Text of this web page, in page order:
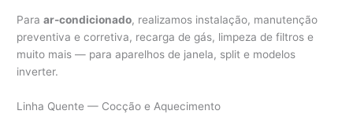
Paraar-condicionado, realizamos instalação, manutenção
preventiva e corretiva, recarga de gás, limpeza de filtros e
muito mais — para aparelhos de janela, split e modelos
inverter.
Linha Quente — Cocção e Aquecimento